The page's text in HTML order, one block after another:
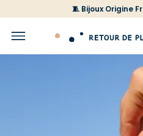
🧵 Bijoux Origine